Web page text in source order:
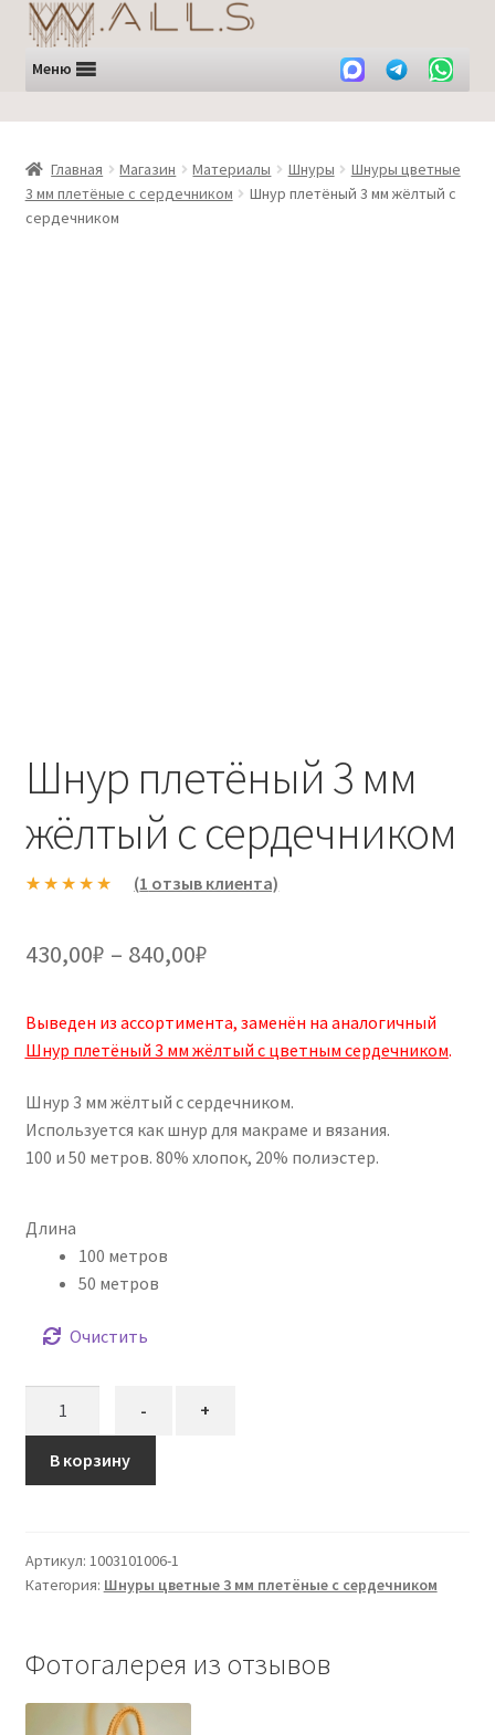
Перейти
к
навигации
Перейти
к
содержимому
Меню
Главная Магазин Материалы Шнуры
Шнуры цветные
3 мм плетёные с сердечником
Шнур плетёный 3 мм жёлтый с
сердечником
Шнур плетёный 3 мм
жёлтый с сердечником
основе
пользовател
я
(1 отзыв клиента)
430,00₽ – 840,00₽Диапазон
430,00₽
840,00₽
Выведен из ассортимента, заменён на аналогичный
Шнур плетёный 3 мм жёлтый с цветным сердечником.
Шнур 3 мм жёлтый с сердечником.
Используется как шнур для макраме и вязания.
100 и 50 метров. 80% хлопок, 20% полиэстер.
Длина
100 метров
50 метров
Очистить
Шнур
плетёный
жёлтый
с
- +
В корзину
Артикул: 1003101006-1
Категория: Шнуры цветные 3 мм плетёные с сердечником
Фотогалерея из отзывов